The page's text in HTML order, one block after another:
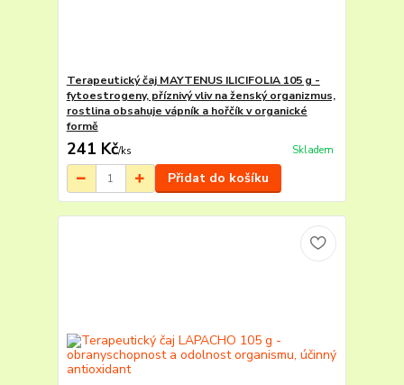
Terapeutický čaj MAYTENUS ILICIFOLIA 105 g -
fytoestrogeny, příznivý vliv na ženský organizmus,
rostlina obsahuje vápník a hořčík v organické
formě
241 Kč/ks Skladem
Přidat do košíku